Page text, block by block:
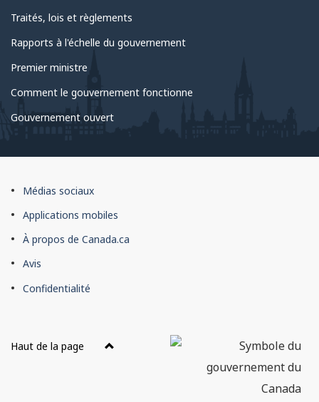
Traités, lois et règlements
Rapports à l'échelle du gouvernement
Premier ministre
Comment le gouvernement fonctionne
Gouvernement ouvert
À
propos
du
site
Médias sociaux
Applications mobiles
À propos de Canada.ca
Avis
Confidentialité
Haut de la page